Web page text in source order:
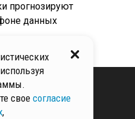
прогнозируют
данных
свое согласие
,